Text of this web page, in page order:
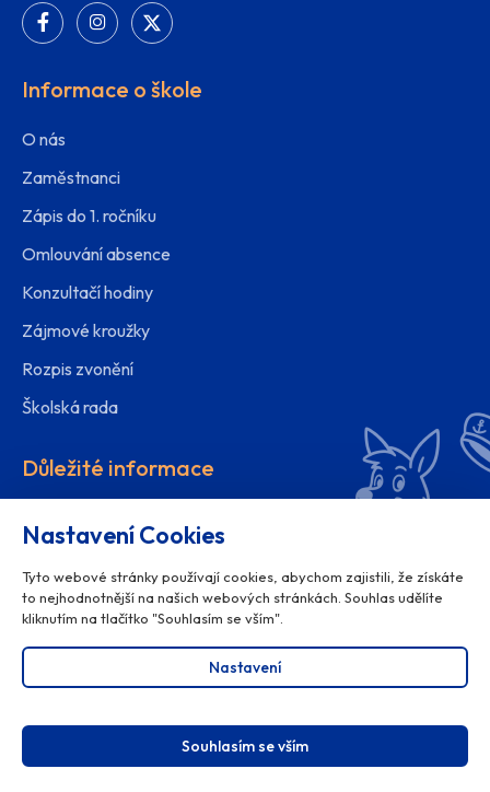
Informace o škole
O nás
Zaměstnanci
Zápis do 1. ročníku
Omlouvání absence
Konzultačí hodiny
Zájmové kroužky
Rozpis zvonění
Školská rada
Důležité informace
Projekty školy
© 2025ZŠ Žerotínova Valašské Meziříčí, všechna práva
Nastavení Cookies
Tyto webové stránky používají cookies, abychom zajistili, že získáte
to nejhodnotnější na našich webových stránkách. Souhlas udělíte
kliknutím na tlačítko "Souhlasím se vším".
Nastavení
Souhlasím se vším